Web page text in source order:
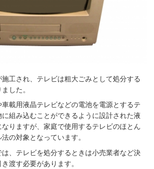
工され、テレビは粗大ごみとして処分する
した。
載用液晶テレビなどの電池を電源とするテ
組み込むことができるように設計された液
りますが、家庭で使用するテレビのほとん
の対象となっています。
、テレビを処分するときは小売業者など決
渡す必要があります。